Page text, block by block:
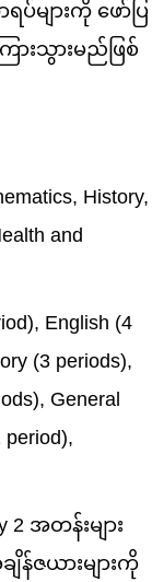
များကို ဖော်ပြ
ားသွားမည်ဖြစ်
History,
and
English (4
(3 periods),
General
period),
2 အတန်းများ
ယားများကို